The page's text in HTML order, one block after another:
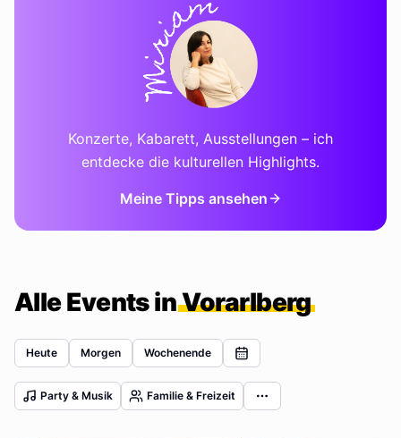
Konzerte, Kabarett, Ausstellungen – ich
entdecke die kulturellen Highlights.
Meine Tipps ansehen
Alle Events inVorarlberg
Heute Morgen Wochenende
Party & Musik Familie & Freizeit